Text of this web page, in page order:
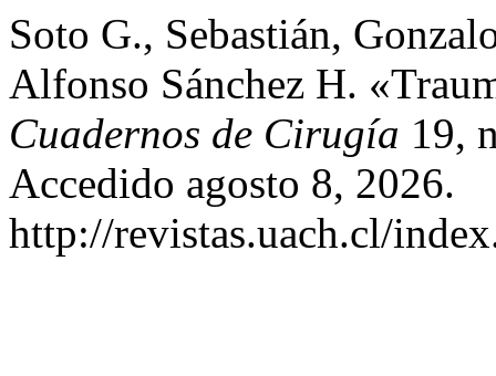
Soto G., Sebastián,
Alfonso Sánchez H.
Cuadernos de Cirugía 19,
Accedido agosto 8, 2026.
http://revistas.uach.cl/